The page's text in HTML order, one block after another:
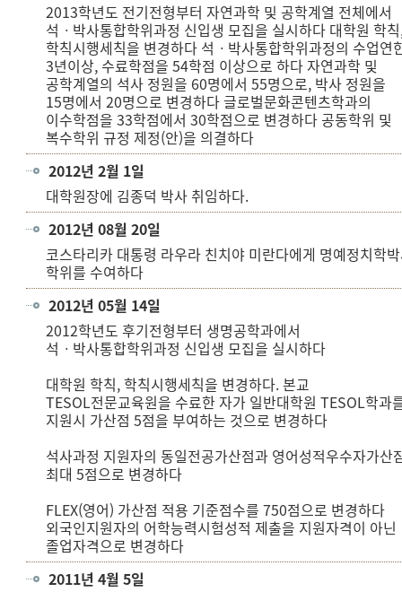
2013학년도 전기전형부터 자연과학 및 공학계열 전체에서
석ㆍ박사통합학위과정 신입생 모집을 실시하다 대학원 학
학칙시행세칙을 변경하다 석ㆍ박사통합학위과정의 수업연
3년이상, 수료학점을 54학점 이상으로 하다 자연과학 및
공학계열의 석사 정원을 60명에서 55명으로, 박사 정원을
15명에서 20명으로 변경하다 글로벌문화콘텐츠학과의
이수학점을 33학점에서 30학점으로 변경하다 공동학위 및
복수학위 규정 제정(안)을 의결하다
2012년 2월 1일
대학원장에 김종덕 박사 취임하다.
2012년 08월 20일
코스타리카 대통령 라우라 친치야 미란다에게 명예정치학
학위를 수여하다
2012년 05월 14일
2012학년도 후기전형부터 생명공학과에서
석ㆍ박사통합학위과정 신입생 모집을 실시하다
대학원 학칙, 학칙시행세칙을 변경하다. 본교
TESOL전문교육원을 수료한 자가 일반대학원 TESOL학과
지원시 가산점 5점을 부여하는 것으로 변경하다
석사과정 지원자의 동일전공가산점과 영어성적우수자가산
최대 5점으로 변경하다
FLEX(영어) 가산점 적용 기준점수를 750점으로 변경하다
외국인지원자의 어학능력시험성적 제출을 지원자격이 아닌
졸업자격으로 변경하다
2011년 4월 5일